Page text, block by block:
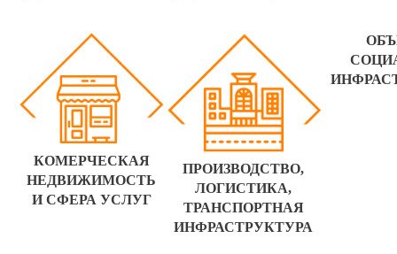
КОМЕРЧЕСКАЯ
НЕДВИЖИМОСТЬ
И СФЕРА УСЛУГ
ПРОИЗВОДСТВО,
ЛОГИСТИКА,
ТРАНСПОРТНАЯ
ИНФРАСТРУКТУРА